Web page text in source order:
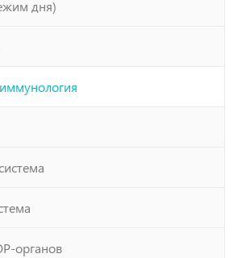
дня)
органов